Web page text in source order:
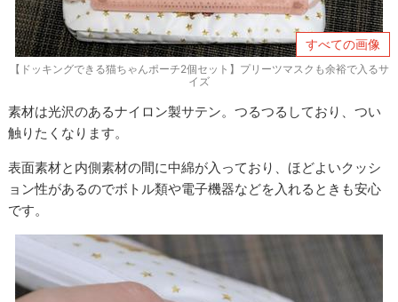
すべての画像
【ドッキングできる猫ちゃんポーチ2個セット】プリーツマスクも余裕で入るサ
イズ
素材は光沢のあるナイロン製サテン。つるつるしており、つい
触りたくなります。
表面素材と内側素材の間に中綿が入っており、ほどよいクッシ
ョン性があるのでボトル類や電子機器などを入れるときも安心
です。